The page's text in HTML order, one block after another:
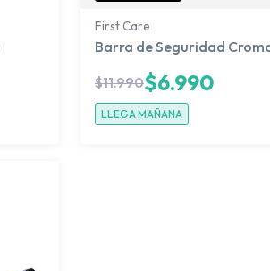
First Care
Barra de Seguridad
$11.990$6.990
LLEGA MAÑANA